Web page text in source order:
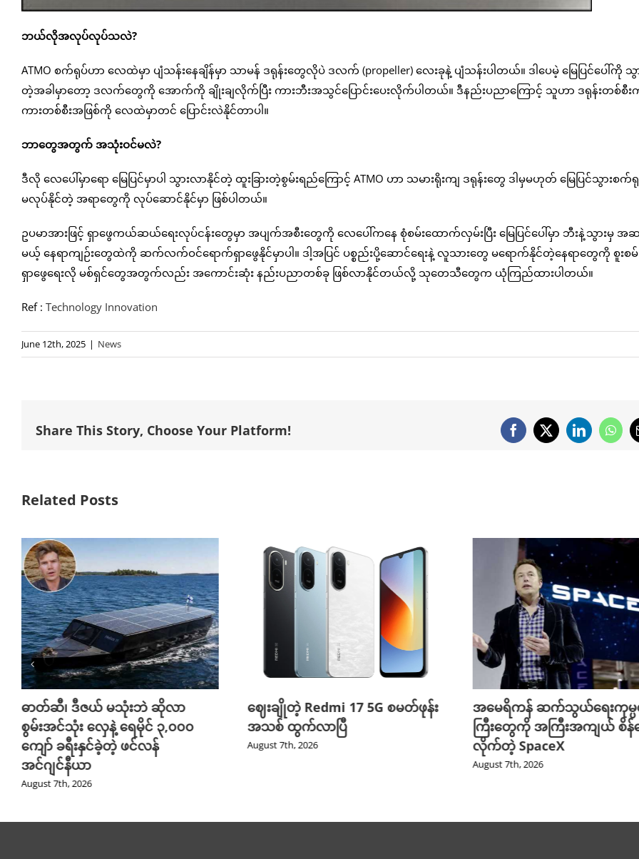
ဘယ်လိုအလုပ်လုပ်သလဲ?
ATMO စက်ရုပ်ဟာ လေထဲမှာ ပျံသန်းနေချိန်မှာ သာမန် ဒရုန်းတွေလိုပဲ ဒလက် (propeller) လေးခုနဲ့ ပျံသန်းပါတယ်။ ဒါပေမဲ့ မြေပြင်ပေါ်ကို သွာ
တဲ့အခါမှာတော့ ဒလက်တွေကို အောက်ကို ချိုးချလိုက်ပြီး ကားဘီးအသွင်ပြောင်းပေးလိုက်ပါတယ်။ ဒီနည်းပညာကြောင့် သူဟာ ဒရုန်းတစ်စီး
ကားတစ်စီးအဖြစ်ကို လေထဲမှာတင် ပြောင်းလဲနိုင်တာပါ။
ဘာတွေအတွက် အသုံးဝင်မလဲ?
ဒီလို လေပေါ်မှာရော မြေပြင်မှာပါ သွားလာနိုင်တဲ့ ထူးခြားတဲ့စွမ်းရည်ကြောင့် ATMO ဟာ သမားရိုးကျ ဒရုန်းတွေ ဒါမှမဟုတ် မြေပြင်သွားစ
မလုပ်နိုင်တဲ့ အရာတွေကို လုပ်ဆောင်နိုင်မှာ ဖြစ်ပါတယ်။
ဥပမာအားဖြင့် ရှာဖွေကယ်ဆယ်ရေးလုပ်ငန်းတွေမှာ အပျက်အစီးတွေကို လေပေါ်ကနေ စုံစမ်းထောက်လှမ်းပြီး မြေပြင်ပေါ်မှာ ဘီးနဲ့သွားမှ အဆ
မယ့် နေရာကျဉ်းတွေထဲကို ဆက်လက်ဝင်ရောက်ရှာဖွေနိုင်မှာပါ။ ဒါ့အပြင် ပစ္စည်းပို့ဆောင်ရေးနဲ့ လူသားတွေ မရောက်နိုင်တဲ့နေရာတွေကို စူးစမ်
ရှာဖွေရေးလို မစ်ရှင်တွေအတွက်လည်း အကောင်းဆုံး နည်းပညာတစ်ခု ဖြစ်လာနိုင်တယ်လို့ သုတေသီတွေက ယုံကြည်ထားပါတယ်။
Ref : Technology Innovation
June 12th, 2025 | News
Share This Story, Choose Your Platform! Facebook
X LinkedIn
Related Posts
ဓာတ်ဆီ၊ ဒီဇယ် မသုံးဘဲ ဆိုလာ
စွမ်းအင်သုံး လှေနဲ့ ရေမိုင် ၃,၀၀၀
ကျော် ခရီးနှင်ခဲ့တဲ့ ဖင်လန်
အင်ဂျင်နီယာ
August 7th, 2026
ဈေးချိုတဲ့ Redmi 17 5G စမတ်ဖုန်း
အသစ် ထွက်လာပြီ
August 7th, 2026
အမေရိကန် ဆက်သွယ်ရေးကုမ္
ကြီးတွေကို အကြီးအကျယ် စိန်
လိုက်တဲ့ SpaceX
August 7th, 2026